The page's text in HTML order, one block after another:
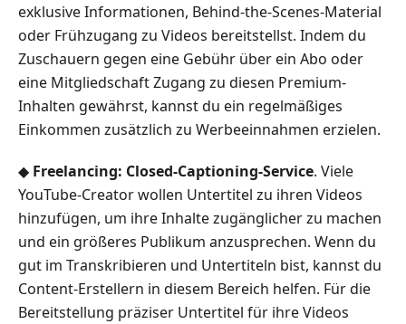
exklusive Informationen, Behind-the-Scenes-Material
oder Frühzugang zu Videos bereitstellst. Indem du
Zuschauern gegen eine Gebühr über ein Abo oder
eine Mitgliedschaft Zugang zu diesen Premium-
Inhalten gewährst, kannst du ein regelmäßiges
Einkommen zusätzlich zu Werbeeinnahmen erzielen.
◆ Freelancing: Closed-Captioning-Service. Viele
YouTube-Creator wollen Untertitel zu ihren Videos
hinzufügen, um ihre Inhalte zugänglicher zu machen
und ein größeres Publikum anzusprechen. Wenn du
gut im Transkribieren und Untertiteln bist, kannst du
Content-Erstellern in diesem Bereich helfen. Für die
Bereitstellung präziser Untertitel für ihre Videos